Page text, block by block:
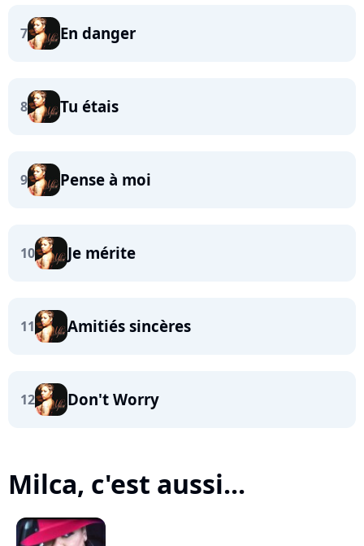
7 En danger
8 Tu étais
9 Pense à moi
10 Je mérite
11 Amitiés sincères
12 Don't Worry
Milca, c'est aussi...